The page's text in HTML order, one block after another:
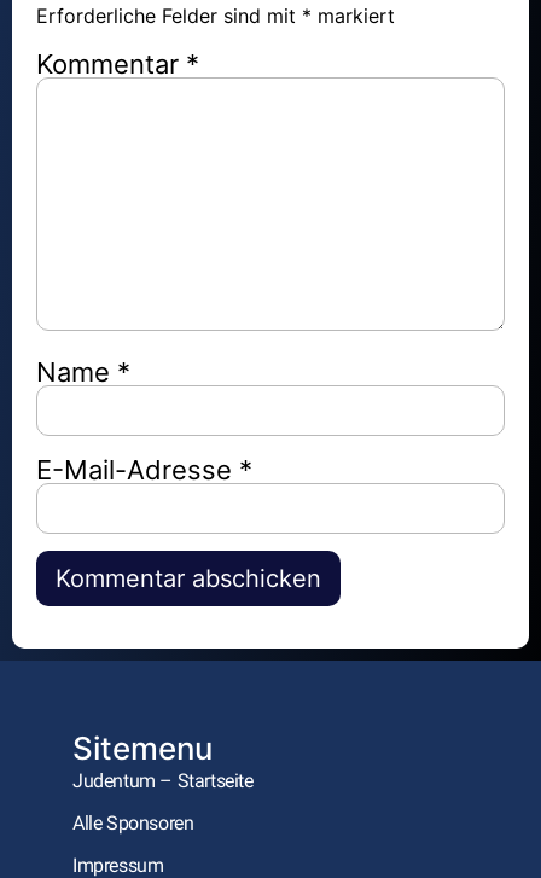
Erforderliche Felder sind mit * markiert
Kommentar *
Name *
E-Mail-Adresse *
Alternative:
Sitemenu
Judentum – Startseite
Alle Sponsoren
Impressum